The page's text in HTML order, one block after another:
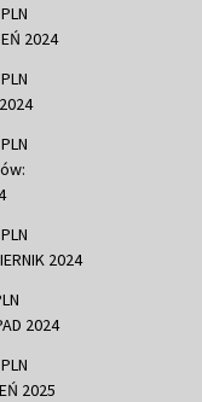
2024
2024
2024
2025